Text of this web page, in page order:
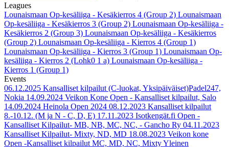
Leagues
Lounaismaan Op-kesäliiga - Kesäkierros 4 (Group 2) Lounaismaan
Op-kesäliiga - Kesäkierros 3 (Group 2) Lounaismaan Op-kesäliiga -
Kesäkierros 2 (Group 3) Lounaismaan Op-kesäliiga - Kesäkierros
(Group 2) Lounaismaan Op-kesäliiga - Kierros 4 (Group 1)
Lounaismaan Op-kesäliiga - Kierros 3 (Group 1) Lounaismaan Op-
kesäliiga - Kierros 2 (Lohk0 1 a) Lounaismaan Op-kesäliiga -
Kierros 1 (Group 1)
Events
06.12.2025 Kansalliset kilpailut (C-luokat, Yksipäiväiset)Padel247,
Nokia 14.09.2024 Veikon Kone Open - Kansalliset kilpailut, Salo
14.09.2024 Heinola Open 2024 08.12.2023 Kansalliset kilpailut
8.-10.12. (M ja N - C, D, E) 17.11.2023 Isotkengät.fi Open -
Kansalliset Kilpailut- MB, NB, MC, NC, - Gancho Ry 04.11.2023
Kansalliset Kilpailut- Mixty, ND, MD 18.08.2023 Veikon kone
Open -Kansalliset kilpailut MC, MD, NC, Mixty Yleinen